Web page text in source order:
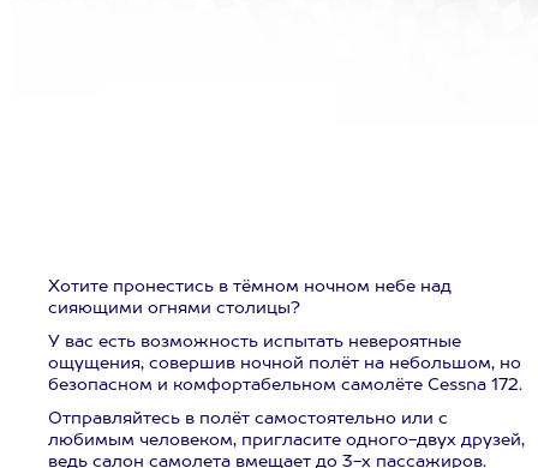
Хотите пронестись в тёмном ночном небе над
сияющими огнями столицы?
У вас есть возможность испытать невероятные
ощущения, совершив ночной полёт на небольшом, но
безопасном и комфортабельном самолёте Cessna 172.
Отправляйтесь в полёт самостоятельно или с
любимым человеком, пригласите одного-двух друзей,
ведь салон самолета вмещает до 3-х пассажиров.